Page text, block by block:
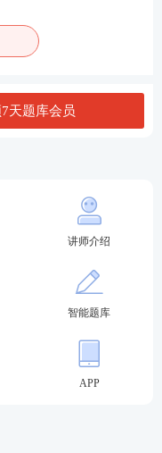
品课程
天题库会员
讲师介绍
智能题库
APP